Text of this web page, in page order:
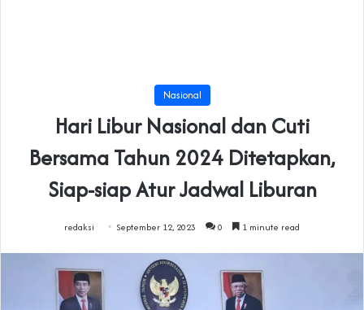
Nasional
Hari Libur Nasional dan Cuti
Bersama Tahun 2024 Ditetapkan,
Siap-siap Atur Jadwal Liburan
redaksi September 12, 2023 0 1 minute read